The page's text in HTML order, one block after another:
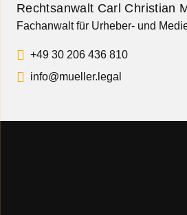
Rechtsanwalt Carl Christian
Fachanwalt für Urheber- und
+49 30 206 436 810
info@mueller.legal